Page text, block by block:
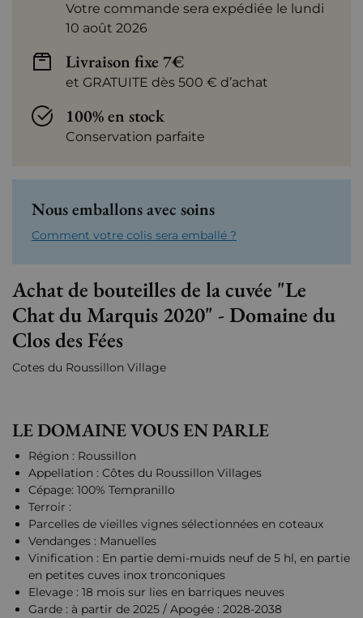
Votre commande sera expédiée le lundi
10 août 2026
Livraison fixe 7€
et GRATUITE dès 500 € d’achat
100% en stock
Conservation parfaite
Nous emballons avec soins
Comment votre colis sera emballé ?
Achat de bouteilles de la cuvée "Le
Chat du Marquis 2020" - Domaine du
Clos des Fées
Cotes du Roussillon Village
LE DOMAINE VOUS EN PARLE
Région : Roussillon
Appellation : Côtes du Roussillon Villages
Cépage: 100% Tempranillo
Terroir :
Parcelles de vieilles vignes sélectionnées en coteaux
Vendanges : Manuelles
Vinification : En partie demi-muids neuf de 5 hl, en partie
en petites cuves inox tronconiques
Elevage : 18 mois sur lies en barriques neuves
Garde : à partir de 2025 / Apogée : 2028-2038